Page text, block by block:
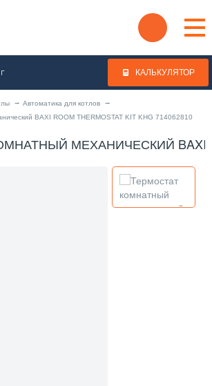
КАЛЬКУЛЯТОР
Автоматика для котлов
BAXI ROOM THERMOSTAT KIT KHG 714062810
МЕХАНИЧЕСКИЙ BAXI